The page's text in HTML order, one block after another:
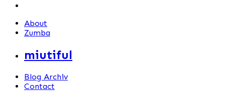
About
Zumba
miutiful
Blog Archiv
Contact